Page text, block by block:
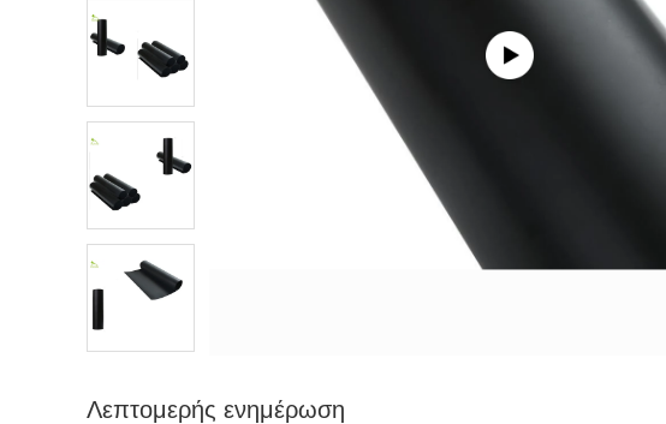
Λεπτομερής ενημέρωση